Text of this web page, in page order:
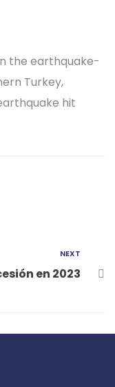
the earthquake-
Turkey,
hit
NEXT
en 2023